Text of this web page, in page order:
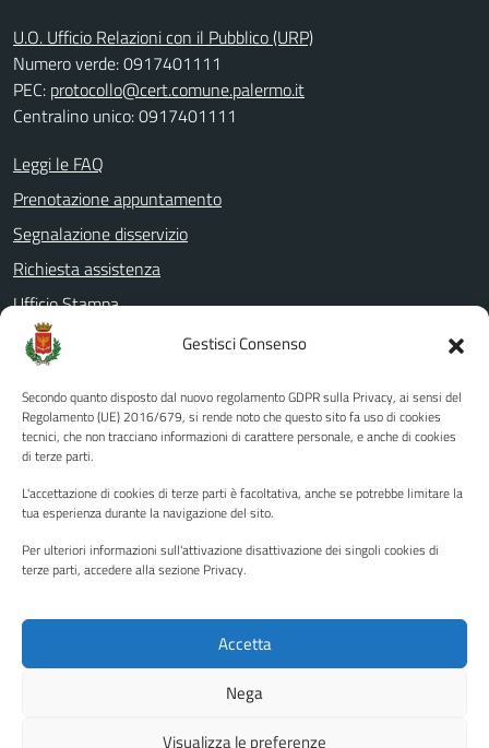
Gestisci Consenso
Secondo quanto disposto dal nuovo regolamento GDPR sulla Privacy, ai sensi del
Regolamento (UE) 2016/679, si rende noto che questo sito fa uso di cookies
tecnici, che non tracciano informazioni di carattere personale, e anche di cookies
di terze parti.
L'accettazione di cookies di terze parti è facoltativa, anche se potrebbe limitare la
tua esperienza durante la navigazione del sito.
Per ulteriori informazioni sull'attivazione disattivazione dei singoli cookies di
terze parti, accedere alla sezione Privacy.
Accetta
Nega
Visualizza le preferenze
U.O. Ufficio Relazioni con il Pubblico (URP)
Numero verde: 0917401111
PEC: protocollo@cert.comune.palermo.it
Centralino unico: 0917401111
Leggi le FAQ
Prenotazione appuntamento
Segnalazione disservizio
Richiesta assistenza
Ufficio Stampa
Amministrazione Trasparente
Albo pretorio
Informativa privacy
Note legali
Piano di miglioramento del sito
Instagram